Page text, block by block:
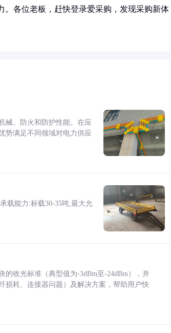
。各位老板，赶快登录爱采购，发现采购新体
械、防火和防护性能。在应
势满足不同领域对电力供应
载能力:标载30-35吨,最大允
收光标准（典型值为-3dBm至-24dBm），并
损耗、连接器问题）及解决方案，帮助用户快